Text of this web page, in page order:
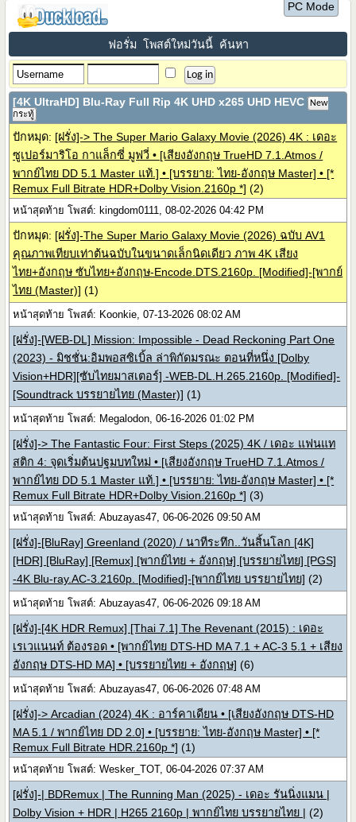
PC Mode
ฟอรั่ม โพสต์ใหม่วันนี้ ค้นหา
[4K UltraHD] Blu-Ray Full Rip 4K UHD x265 UHD HEVC New
กระทู้
ปักหมุด: [ฝรั่ง]-> The Super Mario Galaxy Movie (2026) 4K : เดอะ
ซูเปอร์มาริโอ กาแล็กซี่ มูฟวี่ • [เสียงอังกฤษ TrueHD 7.1.Atmos /
พากย์ไทย DD 5.1 Master แท้.] • [บรรยาย: ไทย-อังกฤษ Master] • [*
Remux Full Bitrate HDR+Dolby Vision.2160p *] (2)
หน้าสุดท้าย โพสต์: kingdom0111, 08-02-2026 04:42 PM
ปักหมุด: [ฝรั่ง]-The Super Mario Galaxy Movie (2026) ฉบับ AV1
คุณภาพเทียบเท่าต้นฉบับในขนาดเล็กนิดเดียว ภาพ 4K เสียง
ไทย+อังกฤษ ซับไทย+อังกฤษ-Encode.DTS.2160p. [Modified]-[พากย์
ไทย (Master)] (1)
หน้าสุดท้าย โพสต์: Koonkie, 07-13-2026 08:02 AM
[ฝรั่ง]-[WEB-DL] Mission: Impossible - Dead Reckoning Part One
(2023) - มิชชั่น:อิมพอสซิเบิ้ล ล่าพิกัดมรณะ ตอนที่หนึ่ง [Dolby
Vision+HDR][ซับไทยมาสเตอร์] -WEB-DL.H.265.2160p. [Modified]-
[Soundtrack บรรยายไทย (Master)] (1)
หน้าสุดท้าย โพสต์: Megalodon, 06-16-2026 01:02 PM
[ฝรั่ง]-> The Fantastic Four: First Steps (2025) 4K / เดอะ แฟนแท
สติก 4: จุดเริ่มต้นปฐมบทใหม่ • [เสียงอังกฤษ TrueHD 7.1.Atmos /
พากย์ไทย DD 5.1 Master แท้.] • [บรรยาย: ไทย-อังกฤษ Master] • [*
Remux Full Bitrate HDR+Dolby Vision.2160p *] (3)
หน้าสุดท้าย โพสต์: Abuzayas47, 06-06-2026 09:50 AM
[ฝรั่ง]-[BluRay] Greenland (2020) / นาทีระทึก..วันสิ้นโลก [4K]
[HDR] [BluRay] [Remux] [พากย์ไทย + อังกฤษ] [บรรยายไทย] [PGS]
-4K Blu-ray.AC-3.2160p. [Modified]-[พากย์ไทย บรรยายไทย] (2)
หน้าสุดท้าย โพสต์: Abuzayas47, 06-06-2026 09:18 AM
[ฝรั่ง]-[4K HDR Remux] [Thai 7.1] The Revenant (2015) : เดอะ
เรเวแนนท์ ต้องรอด • [พากย์ไทย DTS-HD MA 7.1 + AC-3 5.1 + เสียง
อังกฤษ DTS-HD MA] • [บรรยายไทย + อังกฤษ] (6)
หน้าสุดท้าย โพสต์: Abuzayas47, 06-06-2026 07:48 AM
[ฝรั่ง]-> Arcadian (2024) 4K : อาร์คาเดียน • [เสียงอังกฤษ DTS-HD
MA 5.1 / พากย์ไทย DD 2.0] • [บรรยาย: ไทย-อังกฤษ Master] • [*
Remux Full Bitrate HDR.2160p *] (1)
หน้าสุดท้าย โพสต์: Wesker_TOT, 06-04-2026 07:37 AM
[ฝรั่ง]-| BDRemux | The Running Man (2025) - เดอะ รันนิ่งแมน |
Dolby Vision + HDR | H265 2160p | พากย์ไทย บรรยายไทย | (2)